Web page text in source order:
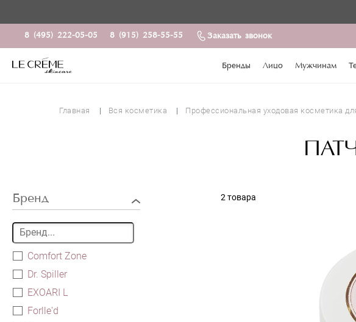
8 (495) 222-05-05 8 (915) 258-55-55 Заказать звонок
Бренды Лицо Мужчинам
Главная Вся косметика Профессиональная уходовая косметика
Бренд
Comfort Zone
Dr. Spiller
EXOARI L
Forlle'd
2 товара